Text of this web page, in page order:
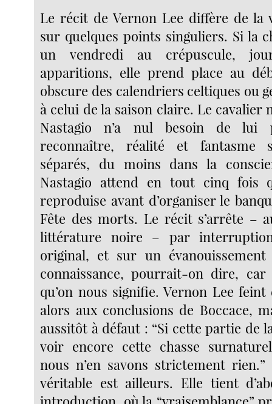
Le récit de Vernon Lee diffère de la
sur quelques points singuliers. Si la
un vendredi au crépuscule,
apparitions, elle prend place au
obscure des calendriers celtiques ou
à celui de la saison claire. Le cavalier
Nastagio n’a nul besoin de
reconnaître, réalité et fantasme
séparés, du moins dans la
Nastagio attend en tout cinq fois
reproduise avant d’organiser le
Fête des morts. Le récit s’arrête –
littérature noire – par
original, et sur un
connaissance, pourrait-on dire, car
qu’on nous signifie. Vernon Lee
alors aux conclusions de Boccace,
aussitôt à défaut : “Si cette partie de
voir encore cette chasse
nous n’en savons strictement
véritable est ailleurs. Elle tient